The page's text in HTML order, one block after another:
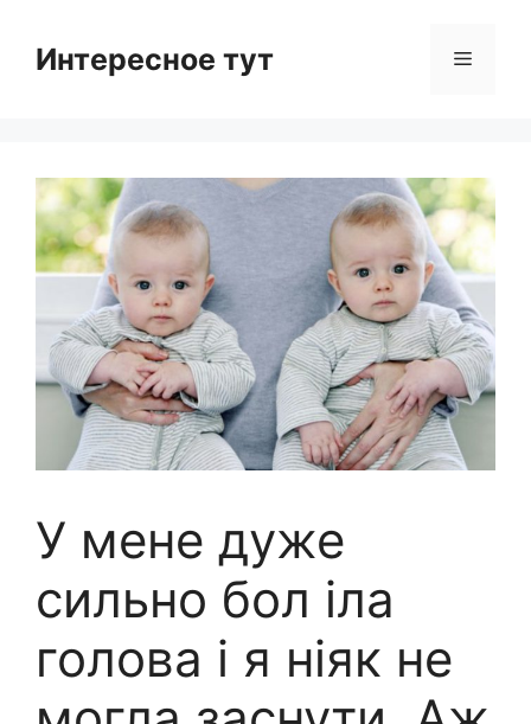
contentИнтересное тут Menu
У мене дуже
сильно бол іла
голова і я ніяк не